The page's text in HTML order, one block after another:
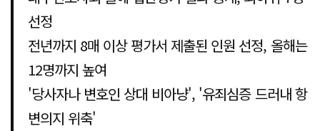
선정
전년까지 8매 이상 평가서 제출된 인원 선정, 올해는
12명까지 높여
'당사자나 변호인 상대 비아냥', '유죄심증 드러내 항
변의지 위축'